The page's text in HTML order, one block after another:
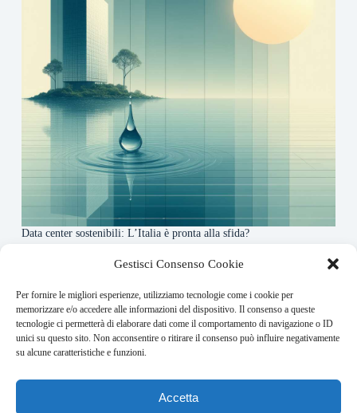
Gestisci Consenso Cookie
Per fornire le migliori esperienze, utilizziamo tecnologie come i cookie per
memorizzare e/o accedere alle informazioni del dispositivo. Il consenso a queste
tecnologie ci permetterà di elaborare dati come il comportamento di navigazione o ID
unici su questo sito. Non acconsentire o ritirare il consenso può influire negativamente
su alcune caratteristiche e funzioni.
Accetta
Data center sostenibili: L’Italia è pronta alla sfida?
About this website
Finance-Bullet.it ogni giorno trova per te le notizie più
rilevanti in ambito finanziario.
Address:
VIA USODIMARE 3 - 37138 - VERONA (VR)